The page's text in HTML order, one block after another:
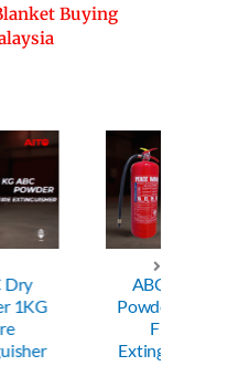
Buying
Powder 2KG
Extinguisher